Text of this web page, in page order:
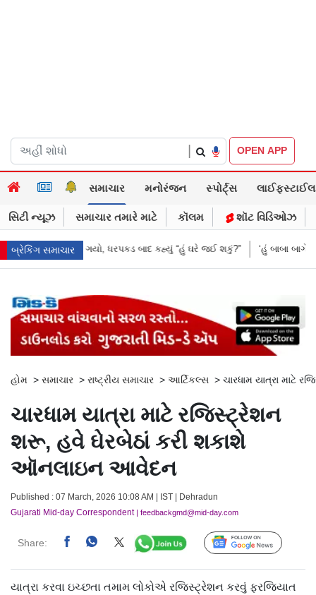
OPEN APP
સમાચાર મનોરંજન સ્પોર્ટ્સ લાઈફસ્ટાઈલ
સિટી ન્યૂઝ સમાચાર તમારે માટે કૉલમ શૉટ વિડિઓઝ
બ્રેકિંગ સમાચાર
“હું ઘરે જઈ શકું?” ‘હું બાબા બાગેશ્વર નથી...’: IIT દિલ્હીમાં વિદ્યાર્થીઓ
હોમ > સમાચાર > રાષ્ટ્રીય સમાચાર > આર્ટિકલ્સ > ચારધામ યાત્રા માટે
ચારધામ યાત્રા માટે રજિસ્ટ્રેશન
શરૂ, હવે ઘેરબેઠાં કરી શકાશે
ઑનલાઇન આવેદન
Published : 07 March, 2026 10:08 AM | IST | Dehradun
Gujarati Mid-day Correspondent| feedbackgmd@mid-day.com
Share: Follow Us
યાત્રા કરવા ઇચ્છતા તમામ લોકોએ રજિસ્ટ્રેશન કરવું ફરજિયાત